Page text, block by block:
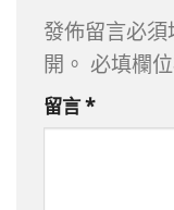
發佈留言必
開。 必填欄
留言*